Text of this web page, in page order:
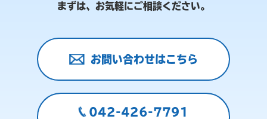
まずは、お気軽にご相談ください。
お問い合わせはこちら
042-426-7791